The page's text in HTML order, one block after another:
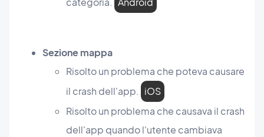
Sezione mappa
Risolto un problema che poteva causare
il crash dell'app. iOS
Risolto un problema che causava il crash
dell'app quando l'utente cambiava